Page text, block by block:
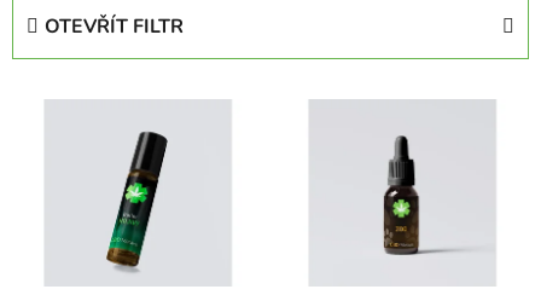
OTEVŘÍT FILTR